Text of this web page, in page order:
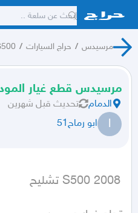
مرسيدس / حراج السيارات /
مرسيدس قطع غيار الموديل
الدمام تحديث قبل شهرين
ا ابو رماح51